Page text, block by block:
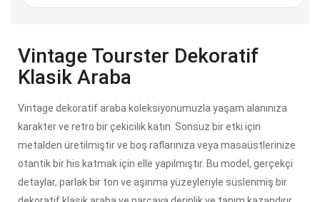
Vintage Tourster Dekoratif
Klasik Araba
Vintage dekoratif araba koleksiyonumuzla yaşam alanınıza
karakter ve retro bir çekicilik katın. Sonsuz bir etki için
metalden üretilmiştir ve boş raflarınıza veya masaüstlerinize
otantik bir his katmak için elle yapılmıştır. Bu model, gerçekçi
detaylar, parlak bir ton ve aşınma yüzeyleriyle süslenmiş bir